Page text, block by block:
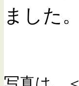
ました